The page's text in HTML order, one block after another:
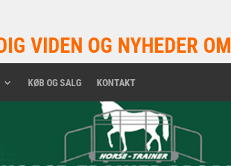
VIDEN OG NYHEDER
KØB OG SALG KONTAKT